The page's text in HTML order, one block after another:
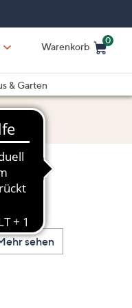
Warenkorb
0
& Garten
sehen